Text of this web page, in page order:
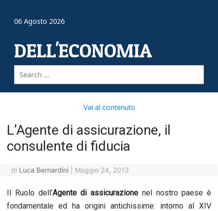
06 Agosto 2026
DELL'ECONOMIA
Vai al contenuto
L’Agente di assicurazione, il
consulente di fiducia
di Luca Bernardini Maggio 24, 2013
Il Ruolo dell’Agente di assicurazione nel nostro paese è
fondamentale ed ha origini antichissime: intorno al XIV